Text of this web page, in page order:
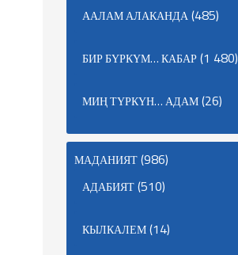
ААЛАМ АЛАКАНДА(485)
БИР БҮРКҮМ… КАБАР(1 480)
МИҢ ТҮРКҮН… АДАМ(26)
МАДАНИЯТ(986)
АДАБИЯТ(510)
КЫЛКАЛЕМ(14)